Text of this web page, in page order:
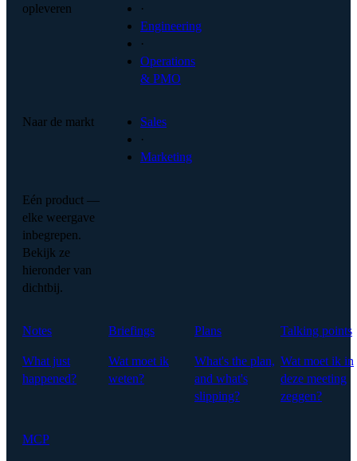
opleveren
·
Engineering
·
Operations
& PMO
Naar de markt
Sales
·
Marketing
Eén product —
elke weergave
inbegrepen.
Bekijk ze
hieronder van
dichtbij.
Notes
What just
happened?
Briefings
Wat moet ik
weten?
Plans
What's the plan,
and what's
slipping?
Talking points
Wat moet ik in
deze meeting
zeggen?
MCP